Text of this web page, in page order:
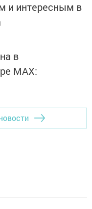
и интересным в
в
MАХ: